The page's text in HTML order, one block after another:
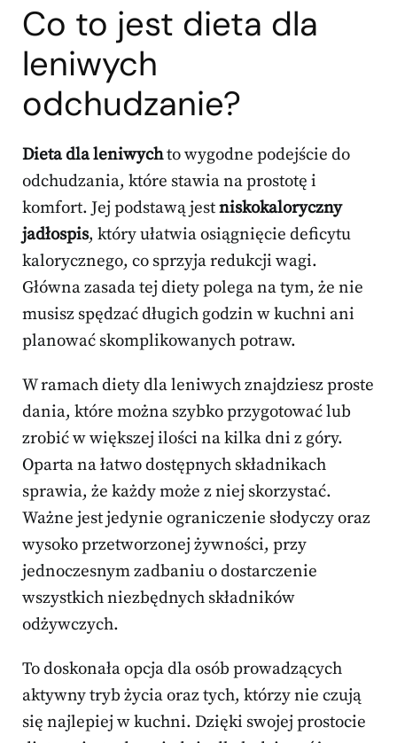
Co to jest dieta dla
leniwych
odchudzanie?
Dieta dla leniwychto wygodne podejście do
odchudzania, które stawia na prostotę i
komfort. Jej podstawą jestniskokaloryczny
jadłospis, który ułatwia osiągnięcie deficytu
kalorycznego, co sprzyja redukcji wagi.
Główna zasada tej diety polega na tym, że nie
musisz spędzać długich godzin w kuchni ani
planować skomplikowanych potraw.
W ramach diety dla leniwych znajdziesz proste
dania, które można szybko przygotować lub
zrobić w większej ilości na kilka dni z góry.
Oparta na łatwo dostępnych składnikach
sprawia, że każdy może z niej skorzystać.
Ważne jest jedynie ograniczenie słodyczy oraz
wysoko przetworzonej żywności, przy
jednoczesnym zadbaniu o dostarczenie
wszystkich niezbędnych składników
odżywczych.
To doskonała opcja dla osób prowadzących
aktywny tryb życia oraz tych, którzy nie czują
się najlepiej w kuchni. Dzięki swojej prostocie